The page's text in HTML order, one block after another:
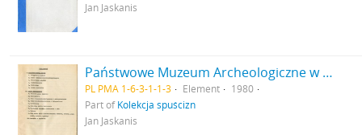
Jan Jaskanis
Państwowe Muzeum Archeologiczne w Warszawie. Sprawozdanie z działalności w roku 1980. Maszynopis. Spis terści.
PL PMA 1-6-3-1-1-3 Element
1980
Part ofKolekcja spuścizn
Jan Jaskanis